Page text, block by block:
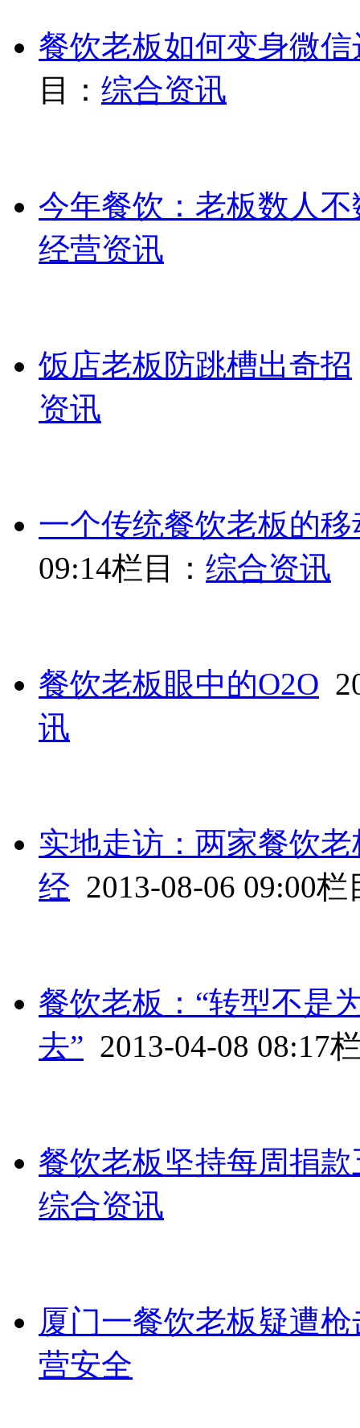
餐饮老板如何变身微
目： 综合资讯
今年餐饮：老板数人不
经营资讯
饭店老板防跳槽出奇招
资讯
一个传统餐饮老板的
09:14栏目： 综合资讯
餐饮老板眼中的O2O
讯
实地走访：两家餐饮
经 2013-08-06 09:00栏
餐饮老板：“转型不是
去” 2013-04-08 08:17
餐饮老板坚持每周捐款
综合资讯
厦门一餐饮老板疑遭枪
营安全